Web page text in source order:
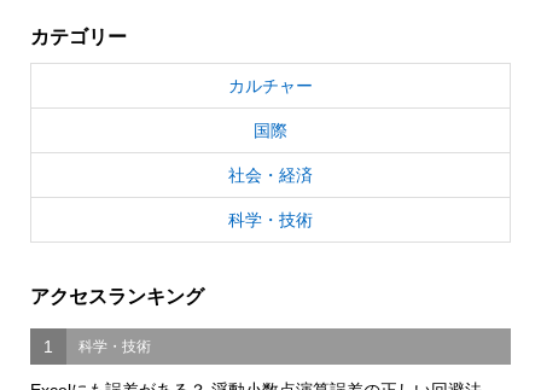
カテゴリー
カルチャー
国際
社会・経済
科学・技術
アクセスランキング
1 科学・技術